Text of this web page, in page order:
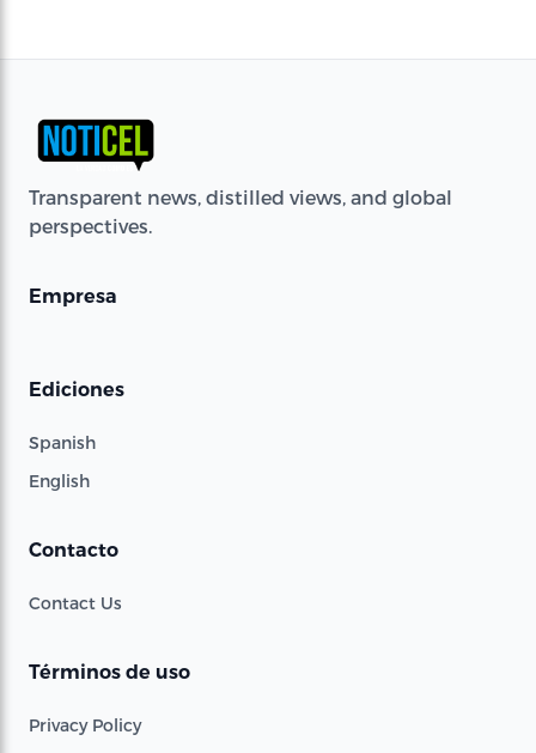
Transparent news, distilled views, and global
perspectives.
Empresa
Ediciones
Spanish
English
Contacto
Contact Us
Términos de uso
Privacy Policy